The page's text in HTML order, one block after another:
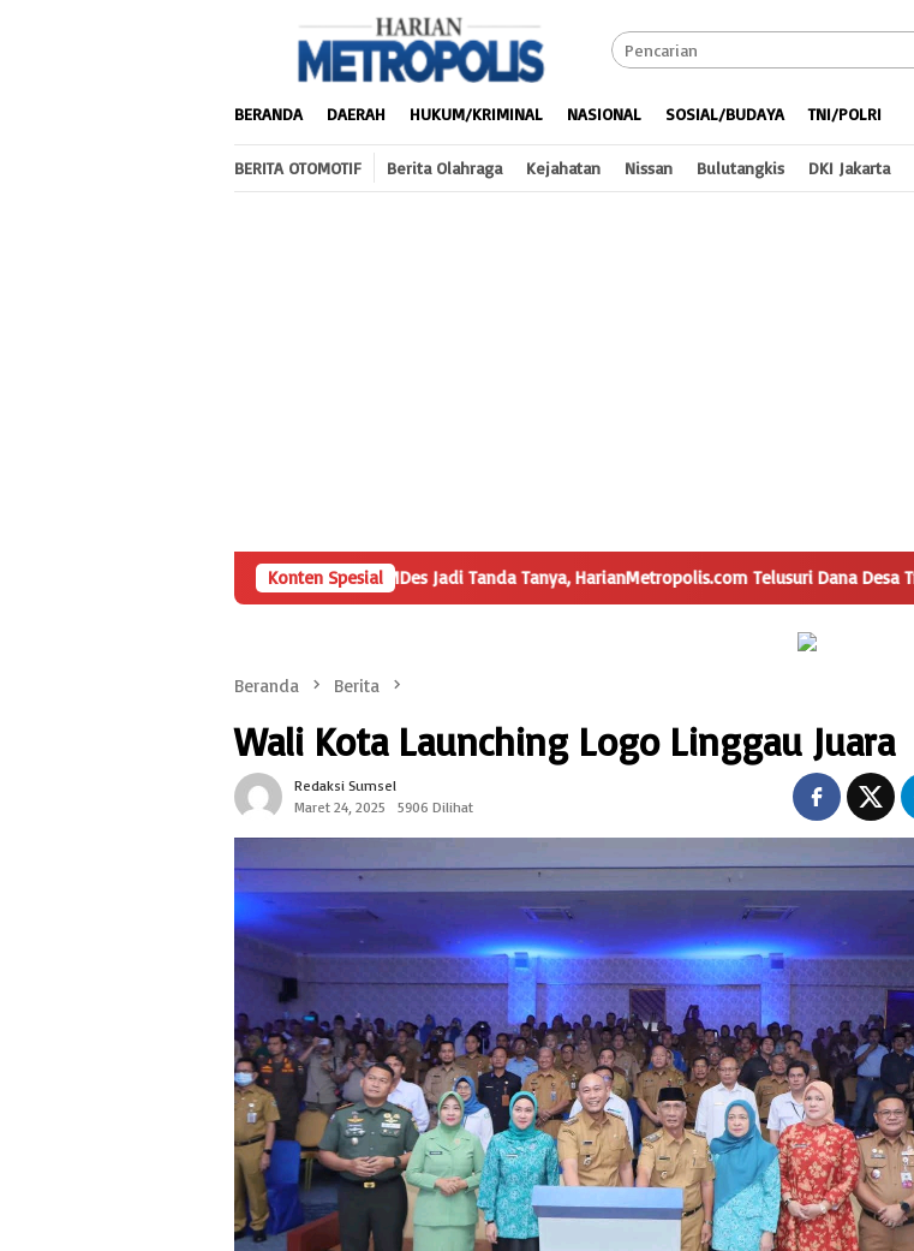
BERANDA DAERAH HUKUM/KRIMINAL NASIONAL SOSIAL/BUDAYA TNI/POLRI
BERITA OTOMOTIF Berita Olahraga Kejahatan Nissan Bulutangkis DKI Jakarta
Konten Spesial
Angka Penyertaan Modal BUMDes Jadi Tanda Tanya, HarianMetropolis.com Telusuri Dana Desa Trimulyo
Beranda Berita
Wali Kota Launching Logo Linggau Juara
Redaksi Sumsel
Maret 24, 2025
5906 Dilihat